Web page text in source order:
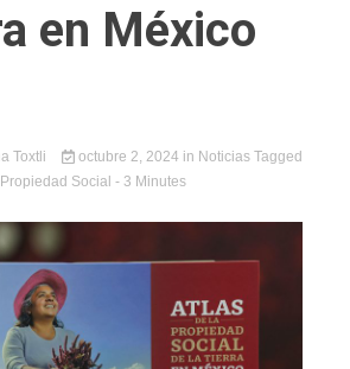
en México
Toxtli octubre 2, 2024 in Noticias Tagged
Propiedad Social - 3 Minutes